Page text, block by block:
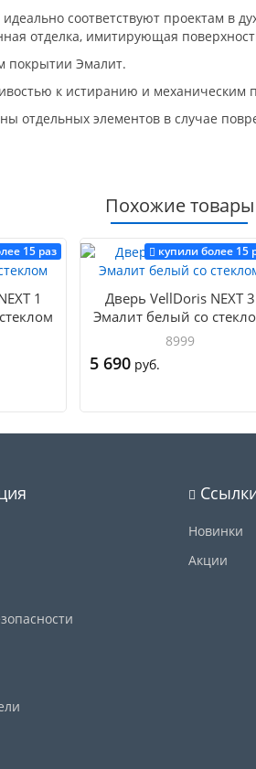
соответствуют проектам
отделка, имитирующая
покрытии Эмалит.
к истиранию и механическим
отдельных элементов в случае
Похожие товары
15 раз
1
купили более 15
Дверь VellDoris NEXT 3
Эмалит белый со
8999
5 690 руб.
Новинки
Акции